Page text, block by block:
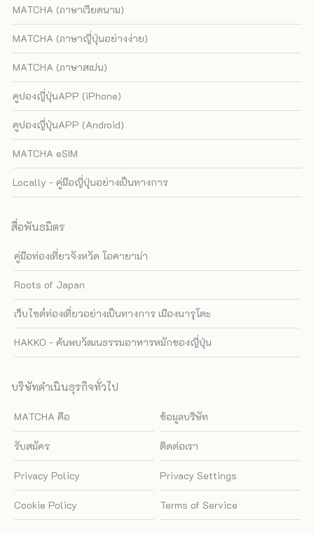
MATCHA (ภาษาเวียดนาม)
MATCHA (ภาษาญี่ปุ่นอย่างง่าย)
MATCHA (ภาษาสเปน)
คูปองญี่ปุ่นAPP (iPhone)
คูปองญี่ปุ่นAPP (Android)
MATCHA eSIM
Locally - คู่มือญี่ปุ่นอย่างเป็นทางการ
สื่อพันธมิตร
คู่มือท่องเที่ยวจังหวัด โอคายาม่า
Roots of Japan
เว็บไซต์ท่องเที่ยวอย่างเป็นทางการ เมืองนารุโตะ
HAKKO - ค้นพบวัฒนธรรมอาหารหมักของญี่ปุ่น
บริษัทดำเนินธุรกิจทั่วไป
MATCHA คือ ข้อมูลบริษัท
รับสมัคร ติดต่อเรา
Privacy Policy Privacy Settings
Cookie Policy Terms of Service